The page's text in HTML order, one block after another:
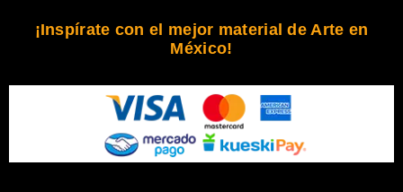
¡Inspírate con el mejor material de Arte en
México!